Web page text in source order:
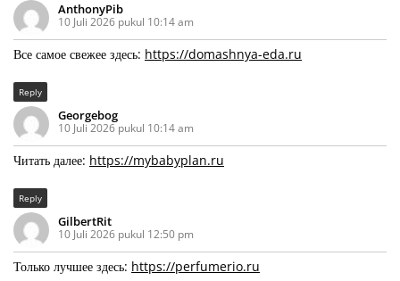
AnthonyPib
10 Juli 2026 pukul 10:14 am
Все самое свежее здесь: https://domashnya-eda.ru
Reply
Georgebog
10 Juli 2026 pukul 10:14 am
Читать далее: https://mybabyplan.ru
Reply
GilbertRit
10 Juli 2026 pukul 12:50 pm
Только лучшее здесь: https://perfumerio.ru